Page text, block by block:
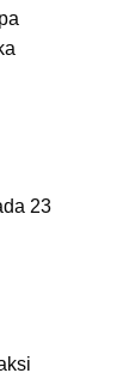
23